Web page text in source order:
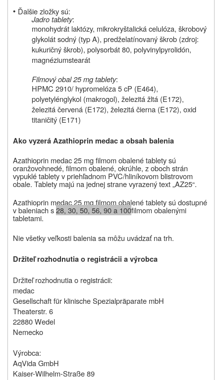
• Ďalšie zložky sú:
Jadro tablety:
monohydrát laktózy, mikrokryštalická celulóza, škrobový
glykolát sodný (typ A), predželatínovaný škrob (zdroj:
kukuričný škrob), polysorbát 80, polyvinylpyrolidón,
magnéziumstearát
Filmový obal 25 mg tablety:
HPMC 2910/ hypromelóza 5 cP (E464),
polyetylénglykol (makrogol), železitá žltá (E172),
železitá červená (E172), železitá čierna (E172), oxid
titaničitý (E171)
Ako vyzerá Azathioprin medac a obsah balenia
Azathioprin medac 25 mg filmom obalené tablety sú
oranžovohnedé, filmom obalené, okrúhle, z oboch strán
vypuklé tablety v priehľadnom PVC/hliníkovom blistrovom
obale. Tablety majú na jednej strane vyrazený text „AZ25“.
Azathioprin medac 25 mg filmom obalené tablety sú dostupné
v baleniach s28, 30, 50, 56, 90 a 100filmom obalenými
tabletami.
Nie všetky veľkosti balenia sa môžu uvádzať na trh.
Držiteľ rozhodnutia o registrácii a výrobca
Držiteľ rozhodnutia o registrácii:
medac
Gesellschaft für klinische Spezialpräparate mbH
Theaterstr. 6
22880 Wedel
Nemecko
Výrobca:
AqVida GmbH
Kaiser-Wilhelm-Straße 89